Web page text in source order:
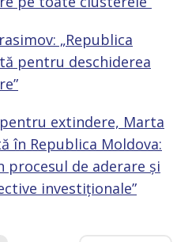
„Republica
pentru deschiderea
extindere, Marta
în Republica Moldova:
procesul de aderare și
investiționale”